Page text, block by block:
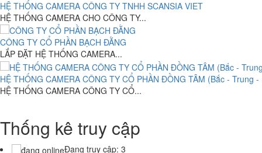
Máy Bộ HP Prodesk 6000 G1-Intel Core i3-4160.( TH4) RAM 4G- 120G
4,000,000 đ
Máy bộ Ráp ASUS H110M SOCKET 1150- Intel Core i7-6xx .(
8.150.000 đ 6,500,000 đ
Asus VivoBook X413JA-211.VBWB ( Intel Core i3-1005G1 /4GB
Khách hàng tiêu biểu
ABC BAKERY DOANH NGHIỆP TƯ NHÂN BÁNH KẸO Á CHÂU
ABC BAKERY DOANH NGHIỆP TƯ NHÂN...
CTY CỔ PHẦN SẢN XUẤT BAO BÌ CÔNG NGHIỆP TOÀN CẦU
CTY CỔ PHẦN SẢN XUẤT BAO...
HỆ THỐNG CAMERA CÔNG TY TNHH SCANSIA VIET
HỆ THỐNG CAMERA CHO CÔNG TY...
CÔNG TY CỔ PHẦN BẠCH ĐẰNG
LẮP ĐẶT HỆ THỐNG CAMERA...